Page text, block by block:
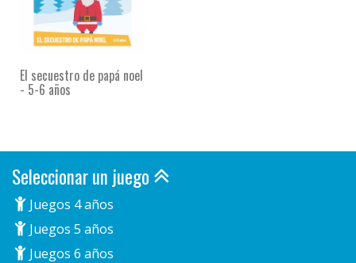
El secuestro de papá noel
- 5-6 años
Seleccionar un juego
Juegos 4 años
Juegos 5 años
Juegos 6 años